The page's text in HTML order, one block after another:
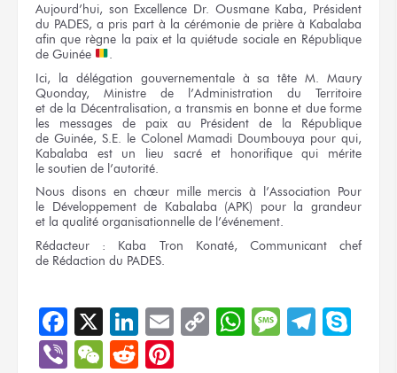
Aujourd’hui, son Excellence Dr. OusmaneKaba, Président
du PADES, a pris part à la cérémonie de prière à Kabalaba
afinque règne la paix et la quiétude sociale en République
de Guinée
.
Ici, la délégation gouvernementale à sa tête M. Maury
Quonday, Ministre de l’Administration
du Territoire
et de la Décentralisation, a transmis en bonne et dueforme
les messages
de paix au Président
de la République
de Guinée, S.E. le Colonel Mamadi Doumbouya pour qui,
Kabalaba est un lieu sacréet honorifique qui mérite
le soutien de l’autorité.
Nous disons en chœurmille mercisà l’Association Pour
le Développement de Kabalaba (APK) pour la grandeur
et la qualité organisationnelle de l’événement.
Rédacteur : Kaba Tron Konaté, Communicant chef
de Rédaction du PADES.
Facebook
X LinkedIn
EmailCopyWhatsApp
Message
ViberWeChat
Reddit